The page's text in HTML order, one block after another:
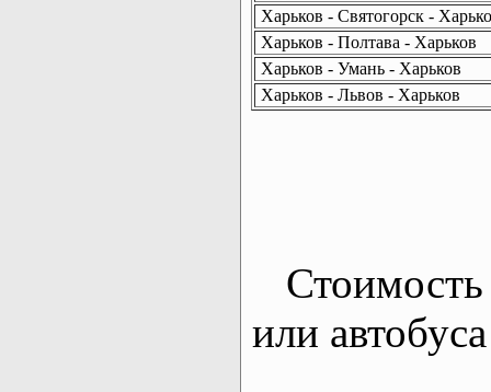
Харьков - Святогорск -
Харьков - Полтава - Харьков
Харьков - Умань - Харьков
Харьков - Львов - Харьков
Стоимость
или